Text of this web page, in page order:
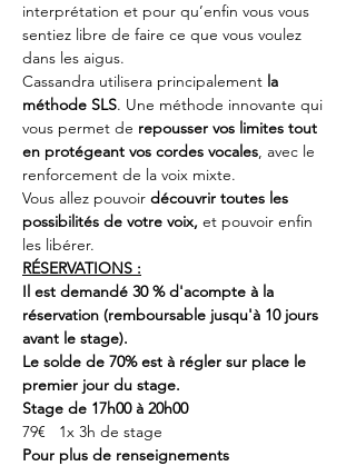
interprétation et pour qu’enfin vous vous
sentiez libre de faire ce que vous voulez
dans les aigus.
Cassandra utilisera principalement la
méthode SLS. Une méthode innovante qui
vous permet de repousser vos limites tout
en protégeant vos cordes vocales, avec le
renforcement de la voix mixte.
Vous allez pouvoir découvrir toutes les
possibilités de votre voix, et pouvoir enfin
les libérer.
RÉSERVATIONS :
Il est demandé 30 % d'acompte à la
réservation (remboursable jusqu'à 10 jours
avant le stage).
Le solde de 70% est à régler sur place le
premier jour du stage.
Stage de 17h00 à 20h00
79€   1x 3h de stage
Pour plus de renseignements